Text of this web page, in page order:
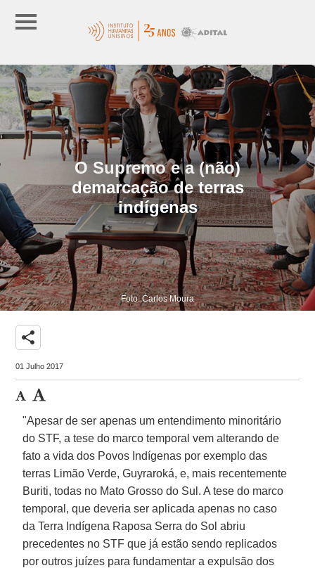
O Supremo e a (não)
demarcação de terras
indígenas
Foto: Carlos Moura
share
01 Julho 2017
"Apesar de ser apenas um entendimento minoritário
do STF, a tese do marco temporal vem alterando de
fato a vida dos Povos Indígenas por exemplo das
terras Limão Verde, Guyraroká, e, mais recentemente
Buriti, todas no Mato Grosso do Sul. A tese do marco
temporal, que deveria ser aplicada apenas no caso
da Terra Indígena Raposa Serra do Sol abriu
precedentes no STF que já estão sendo replicados
por outros juízes para fundamentar a expulsão dos